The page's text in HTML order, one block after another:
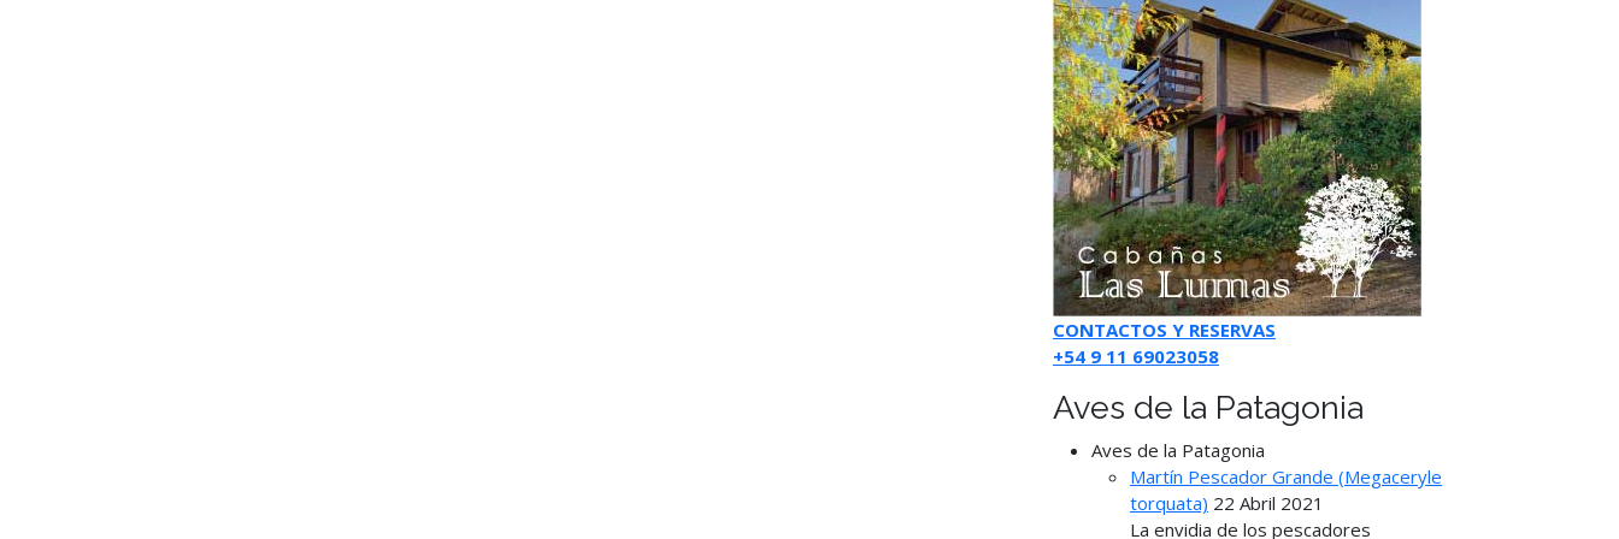
CONTACTOS Y RESERVAS
+54 9 11 69023058
Aves de la Patagonia
Aves de la Patagonia
Martín Pescador Grande (Megaceryle
torquata) 22 Abril 2021
La envidia de los pescadores